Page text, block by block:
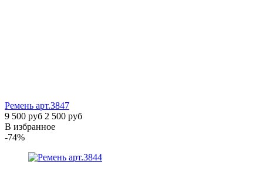
Ремень арт.3847
9 500 руб 2 500 руб
В избранное
-74%